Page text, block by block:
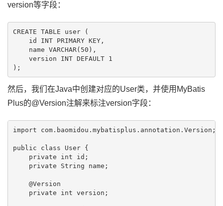
version等字段：
CREATE TABLE user (
    id INT PRIMARY KEY,
    name VARCHAR(50),
    version INT DEFAULT 1
然后，我们在Java中创建对应的User类，并使用MyBatis
Plus的@Version注解来标注version字段：
import com.baomidou.mybatisplus.annotation.Version;
public class User {
    private int id;
    private String name;
    @Version
    private int version;